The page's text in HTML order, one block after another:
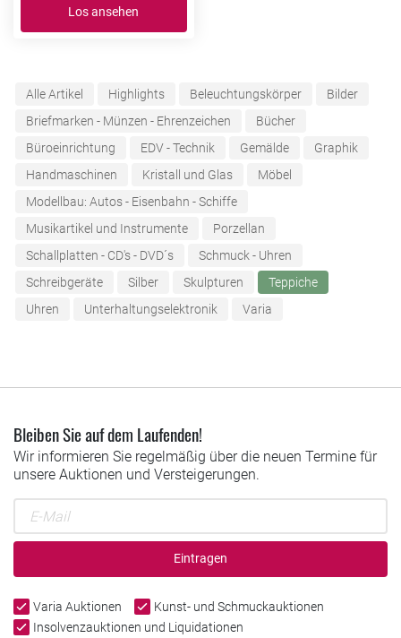
Los ansehen
Alle Artikel Highlights Beleuchtungskörper
Bilder
Briefmarken - Münzen - Ehrenzeichen
Bücher
Büroeinrichtung
EDV - Technik Gemälde
Graphik
Handmaschinen
Kristall und Glas
Möbel
Modellbau: Autos - Eisenbahn - Schiffe
Musikartikel und Instrumente
Porzellan
Schallplatten - CD's - DVD´s
Schmuck - Uhren
Schreibgeräte
Silber Skulpturen
Teppiche
Uhren
Unterhaltungselektronik Varia
Bleiben Sie auf dem Laufenden!
Wir informieren Sie regelmäßig über die neuen Termine für
unsere Auktionen und Versteigerungen.
Eintragen
Varia Auktionen
Kunst- und Schmuckauktionen
Insolvenzauktionen und Liquidationen